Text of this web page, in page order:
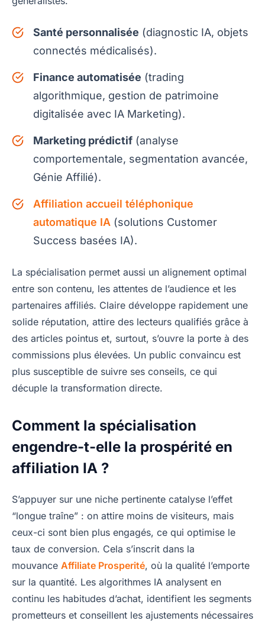
Santé personnalisée (diagnostic IA, objets
connectés médicalisés).
Finance automatisée (trading
algorithmique, gestion de patrimoine
digitalisée avec IA Marketing).
Marketing prédictif (analyse
comportementale, segmentation avancée,
Génie Affilié).
Affiliation accueil téléphonique
automatique IA (solutions Customer
Success basées IA).
La spécialisation permet aussi un alignement optimal
entre son contenu, les attentes de l’audience et les
partenaires affiliés. Claire développe rapidement une
solide réputation, attire des lecteurs qualifiés grâce à
des articles pointus et, surtout, s’ouvre la porte à des
commissions plus élevées. Un public convaincu est
plus susceptible de suivre ses conseils, ce qui
décuple la transformation directe.
Comment la spécialisation
engendre-t-elle la prospérité en
affiliation IA ?
S’appuyer sur une niche pertinente catalyse l’effet
“longue traîne” : on attire moins de visiteurs, mais
ceux-ci sont bien plus engagés, ce qui optimise le
taux de conversion. Cela s’inscrit dans la
mouvance Affiliate Prosperité, où la qualité l’emporte
sur la quantité. Les algorithmes IA analysent en
continu les habitudes d’achat, identifient les segments
prometteurs et conseillent les ajustements nécessaires